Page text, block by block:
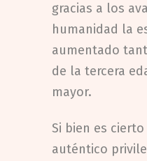
gracias a los
humanidad la
aumentado
de la tercera
mayor.
Si bien es
auténtico